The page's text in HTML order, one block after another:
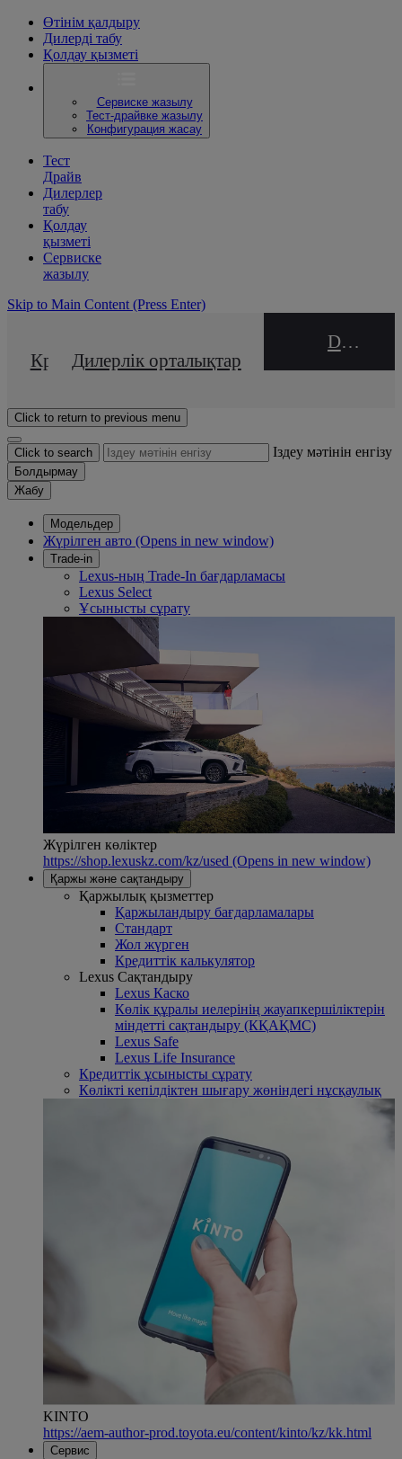
Өтінім қалдыру
Дилерді табу
Қолдау қызметі
Сервиске жазылу
Тест-драйвке жазылу
Конфигурация жасау
Тест
Драйв
Дилерлер
табу
Қолдау
қызметі
Сервиске
жазылу
Skip to Main Content (Press Enter)
Кредиттік калькулятор
Дилерлік орталықтар
DEALER NAME
Click to return to previous menu
Click to search Іздеу мәтінін енгізу
Болдырмау
Жабу
Модельдер
Жүрілген авто (Opens in new window)
Trade-in
Lexus-ның Trade-In бағдарламасы
Lexus Select
Ұсынысты сұрату
Жүрілген көліктер
https://shop.lexuskz.com/kz/used (Opens in new window)
Қаржы және сақтандыру
Қаржылық қызметтер
Қаржыландыру бағдарламалары
Стандарт
Жол жүрген
Кредиттік калькулятор
Lexus Сақтандыру
Lexus Каско
Көлік құралы иелерінің жауапкершіліктерін
міндетті сақтандыру (КҚАҚМС)
Lexus Safe
Lexus Life Insurance
Кредиттік ұсынысты сұрату
Көлікті кепілдіктен шығару жөніндегі нұсқаулық
KINTO
https://aem-author-prod.toyota.eu/content/kinto/kz/kk.html
Сервис